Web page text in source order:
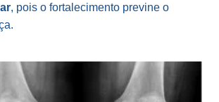
, pois o fortalecimento previne o